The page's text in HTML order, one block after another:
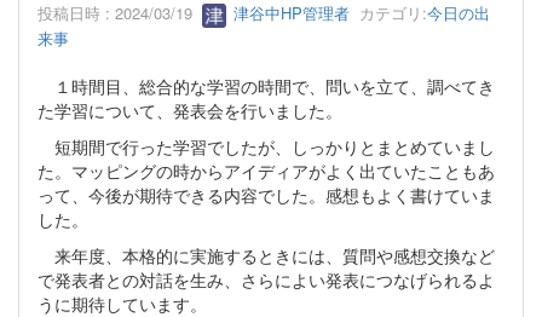
投稿日時 : 2024/03/19 津谷中HP管理者 カテゴリ:今日の出
来事
１時間目、総合的な学習の時間で、問いを立て、調べてき
た学習について、発表会を行いました。
短期間で行った学習でしたが、しっかりとまとめていまし
た。マッピングの時からアイディアがよく出ていたこともあ
って、今後が期待できる内容でした。感想もよく書けていま
した。
来年度、本格的に実施するときには、質問や感想交換など
で発表者との対話を生み、さらによい発表につなげられるよ
うに期待しています。